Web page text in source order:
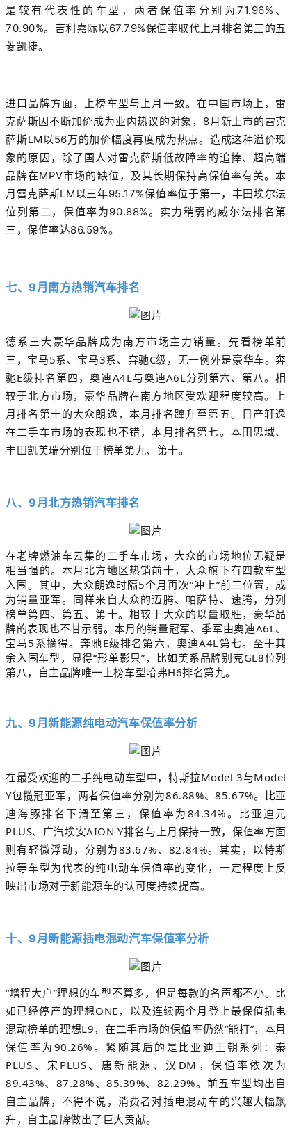
是较有代表性的车型，两者保值率分别为71.96%、
70.90%。吉利嘉际以67.79%保值率取代上月排名第三的五
菱凯捷。
进口品牌方面，上榜车型与上月一致。在中国市场上，雷
克萨斯因不断加价成为业内热议的对象，8月新上市的雷克
萨斯LM以56万的加价幅度再度成为热点。造成这种溢价现
象的原因，除了国人对雷克萨斯低故障率的追捧、超高端
品牌在MPV市场的缺位，及其长期保持高保值率有关。本
月雷克萨斯LM以三年95.17%保值率位于第一，丰田埃尔法
位列第二，保值率为90.88%。实力稍弱的威尔法排名第
三，保值率达86.59%。
七、9月南方热销汽车排名
德系三大豪华品牌成为南方市场主力销量。先看榜单前
三，宝马5系、宝马3系、奔驰C级，无一例外是豪华车。奔
驰E级排名第四，奥迪A4L与奥迪A6L分列第六、第八。相
较于北方市场，豪华品牌在南方地区受欢迎程度较高。上
月排名第十的大众朗逸，本月排名蹿升至第五。日产轩逸
在二手车市场的表现也不错，本月排名第七。本田思域、
丰田凯美瑞分别位于榜单第九、第十。
八、9月北方热销汽车排名
在老牌燃油车云集的二手车市场，大众的市场地位无疑是
相当强的。本月北方地区热销前十，大众旗下有四款车型
入围。其中，大众朗逸时隔5个月再次“冲上”前三位置，成
为销量亚军。同样来自大众的迈腾、帕萨特、速腾，分列
榜单第四、第五、第十。相较于大众的以量取胜，豪华品
牌的表现也不甘示弱。本月的销量冠军、季军由奥迪A6L、
宝马5系摘得。奔驰E级排名第六，奥迪A4L第七。至于其
余入围车型，显得“形单影只”，比如美系品牌别克GL8位列
第八，自主品牌唯一上榜车型哈弗H6排名第九。
九、9月新能源纯电动汽车保值率分析
在最受欢迎的二手纯电动车型中，特斯拉Model 3与Model
Y包揽冠亚军，两者保值率分别为86.88%、85.67%。比亚
迪海豚排名下滑至第三，保值率为84.34%。比亚迪元
PLUS、广汽埃安AION Y排名与上月保持一致，保值率方面
则有轻微浮动，分别为83.67%、82.84%。其实，以特斯
拉等车型为代表的纯电动车保值率的变化，一定程度上反
映出市场对于新能源车的认可度持续提高。
十、9月新能源插电混动汽车保值率分析
“增程大户”理想的车型不算多，但是每款的名声都不小。比
如已经停产的理想ONE，以及连续两个月登上最保值插电
混动榜单的理想L9，在二手市场的保值率仍然“能打”，本月
保值率为90.26%。紧随其后的是比亚迪王朝系列：秦
PLUS、宋PLUS、唐新能源、汉DM，保值率依次为
89.43%、87.28%、85.39%、82.29%。前五车型均出自
自主品牌，不得不说，消费者对插电混动车的兴趣大幅飙
升，自主品牌做出了巨大贡献。